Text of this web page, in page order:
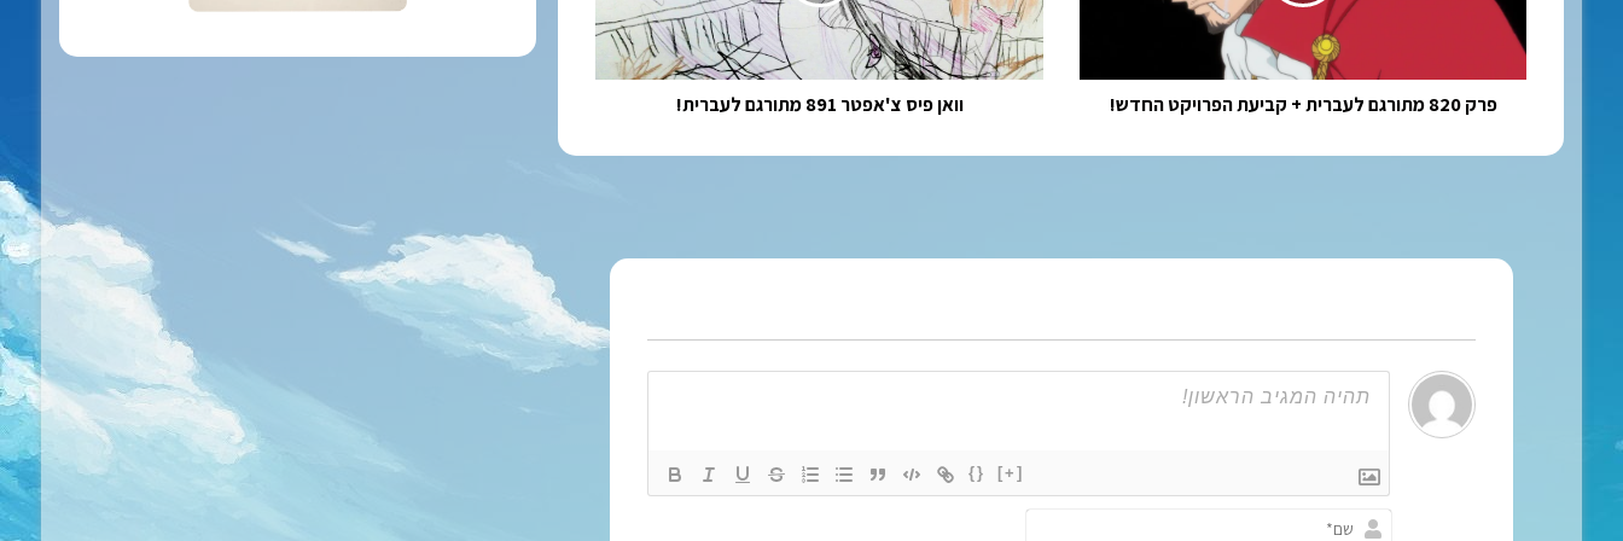
הפרויקט
החדש!
פרק 820 מתורגם לעברית + קביעת הפרויקט החדש! וואן פיס צ'אפטר 891 מתורגם לעברית!
{} [+]